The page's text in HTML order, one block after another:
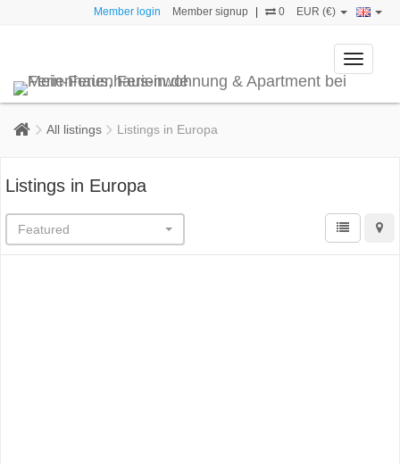
Member login Member signup 0 EUR (€)
Toggle
All listings Listings in Europa
Listings in Europa
Featured